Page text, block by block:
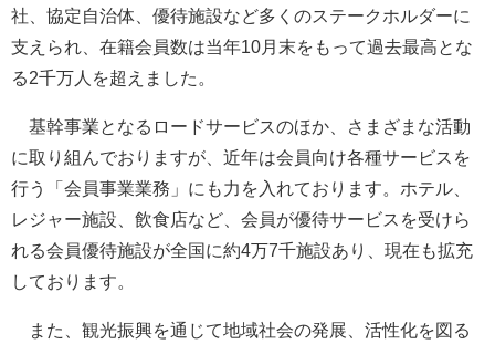
社、協定自治体、優待施設など多くのステークホルダーに
支えられ、在籍会員数は当年10月末をもって過去最高とな
る2千万人を超えました。
基幹事業となるロードサービスのほか、さまざまな活動
に取り組んでおりますが、近年は会員向け各種サービスを
行う「会員事業業務」にも力を入れております。ホテル、
レジャー施設、飲食店など、会員が優待サービスを受けら
れる会員優待施設が全国に約4万7千施設あり、現在も拡充
しております。
また、観光振興を通じて地域社会の発展、活性化を図る